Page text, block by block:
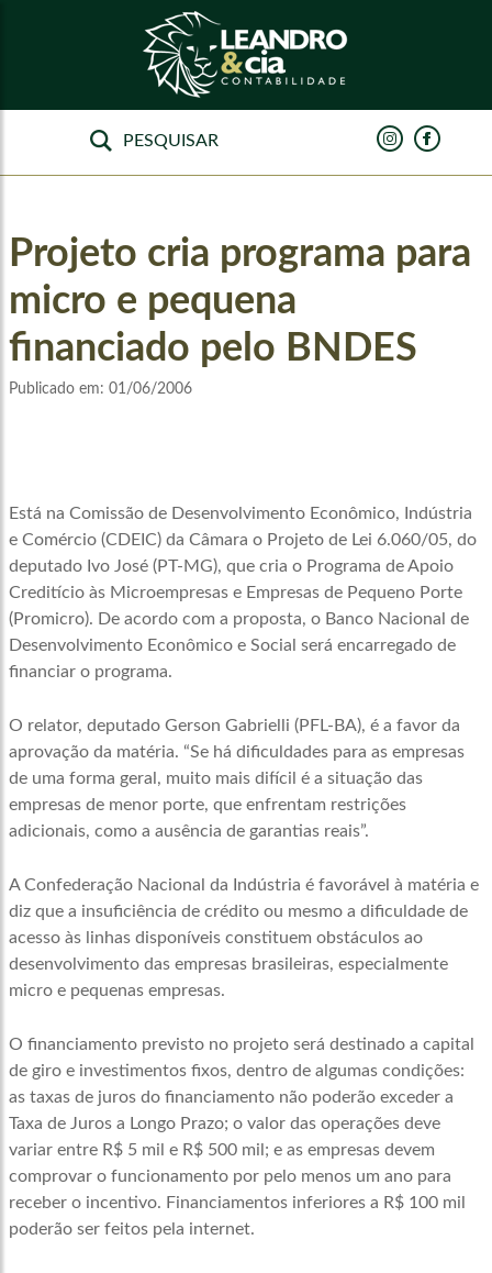
Projeto cria programa para
micro e pequena
financiado pelo BNDES
Publicado em: 01/06/2006
Está na Comissão de Desenvolvimento Econômico, Indústria
e Comércio (CDEIC) da Câmara o Projeto de Lei 6.060/05, do
deputado Ivo José (PT-MG), que cria o Programa de Apoio
Creditício às Microempresas e Empresas de Pequeno Porte
(Promicro). De acordo com a proposta, o Banco Nacional de
Desenvolvimento Econômico e Social será encarregado de
financiar o programa.
O relator, deputado Gerson Gabrielli (PFL-BA), é a favor da
aprovação da matéria. “Se há dificuldades para as empresas
de uma forma geral, muito mais difícil é a situação das
empresas de menor porte, que enfrentam restrições
adicionais, como a ausência de garantias reais”.
A Confederação Nacional da Indústria é favorável à matéria e
diz que a insuficiência de crédito ou mesmo a dificuldade de
acesso às linhas disponíveis constituem obstáculos ao
desenvolvimento das empresas brasileiras, especialmente
micro e pequenas empresas.
O financiamento previsto no projeto será destinado a capital
de giro e investimentos fixos, dentro de algumas condições:
as taxas de juros do financiamento não poderão exceder a
Taxa de Juros a Longo Prazo; o valor das operações deve
variar entre R$ 5 mil e R$ 500 mil; e as empresas devem
comprovar o funcionamento por pelo menos um ano para
receber o incentivo. Financiamentos inferiores a R$ 100 mil
poderão ser feitos pela internet.